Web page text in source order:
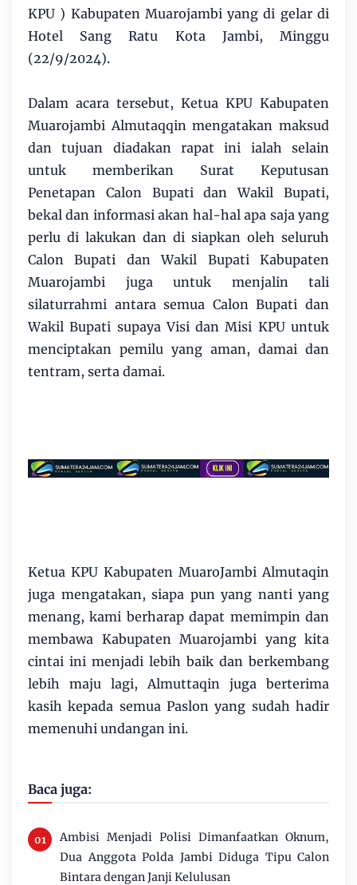
KPU ) Kabupaten Muarojambi yang di gelar di
Hotel Sang Ratu Kota Jambi, Minggu
(22/9/2024).
Dalam acara tersebut, Ketua KPU Kabupaten
Muarojambi Almutaqqin mengatakan maksud
dan tujuan diadakan rapat ini ialah selain
untuk memberikan Surat Keputusan
Penetapan Calon Bupati dan Wakil Bupati,
bekal dan informasi akan hal-hal apa saja yang
perlu di lakukan dan di siapkan oleh seluruh
Calon Bupati dan Wakil Bupati Kabupaten
Muarojambi juga untuk menjalin tali
silaturrahmi antara semua Calon Bupati dan
Wakil Bupati supaya Visi dan Misi KPU untuk
menciptakan pemilu yang aman, damai dan
tentram, serta damai.
Ketua KPU Kabupaten MuaroJambi Almutaqin
juga mengatakan, siapa pun yang nanti yang
menang, kami berharap dapat memimpin dan
membawa Kabupaten Muarojambi yang kita
cintai ini menjadi lebih baik dan berkembang
lebih maju lagi, Almuttaqin juga berterima
kasih kepada semua Paslon yang sudah hadir
memenuhi undangan ini.
Baca juga:
Ambisi Menjadi Polisi Dimanfaatkan Oknum,
Dua Anggota Polda Jambi Diduga Tipu Calon
Bintara dengan Janji Kelulusan